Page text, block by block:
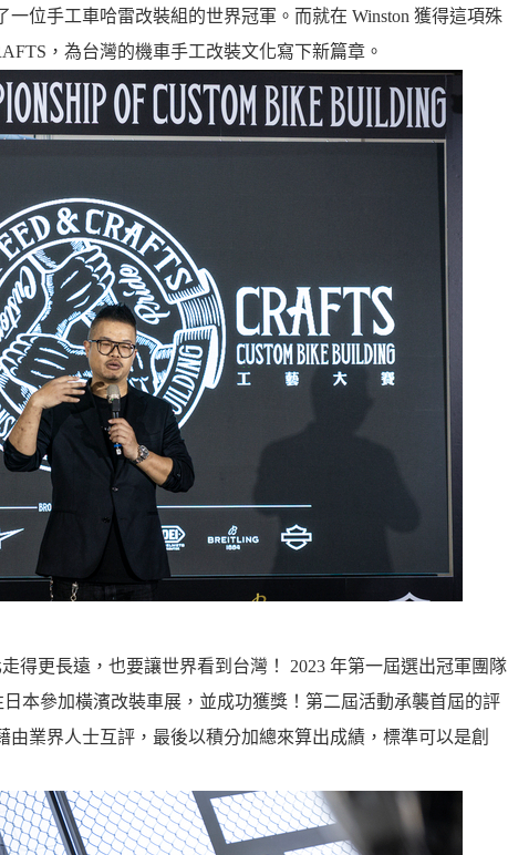
一位手工車哈雷改裝組的世界冠軍。而就在 Winston 獲得這項殊
，為台灣的機車手工改裝文化寫下新篇章。
得更長遠，也要讓世界看到台灣！ 2023 年第一屆選出冠軍團隊
日本參加橫濱改裝車展，並成功獲獎！第二屆活動承襲首屆的評
由業界人士互評，最後以積分加總來算出成績，標準可以是創